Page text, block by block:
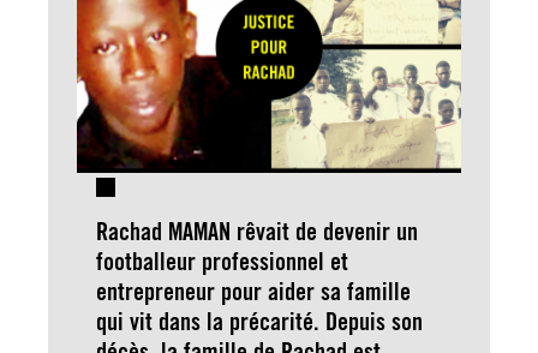
Rachad MAMAN rêvait de devenir un
footballeur professionnel et
entrepreneur pour aider sa famille
qui vit dans la précarité. Depuis son